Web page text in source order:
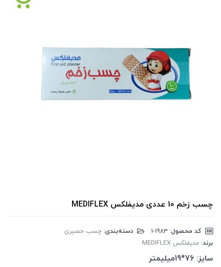
چسب زخم 10 عددی مدیفلکس MEDIFLEX
کد محصول: دسته‌بندی: چسب حصیری
برند: مدیفلکس MEDIFLEX
سایز: 76*19میلیمتر